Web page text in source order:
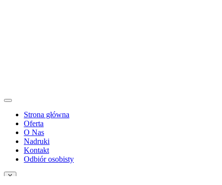
Strona główna
Oferta
O Nas
Nadruki
Kontakt
Odbiór osobisty
X